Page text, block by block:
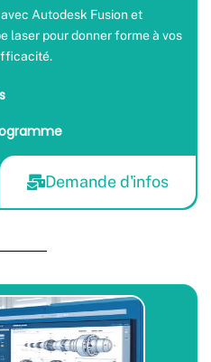
Autodesk Fusion et
laser pour donner forme à vos
Demande d'infos